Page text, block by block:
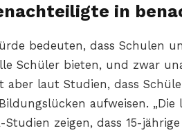
in
bedeuten, dass Schulen
Schüler bieten, und zwar
aber laut Studien, dass
aufweisen. „Die
Studien zeigen, dass 15-